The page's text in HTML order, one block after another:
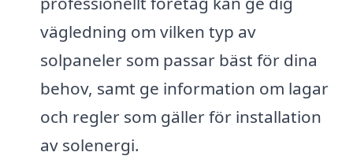
vägledning om vilken typ av
solpaneler som passar bäst för dina
behov, samt ge information om lagar
och regler som gäller för installation
av solenergi.